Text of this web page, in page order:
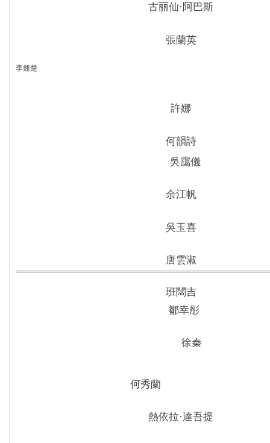
古丽仙·阿巴斯
張蘭英
李翹楚
許娜
何韻詩
吳靄儀
余江帆
吳玉喜
唐雲淑
班闊吉
鄒幸彤
徐秦
何秀蘭
熱依拉·達吾提